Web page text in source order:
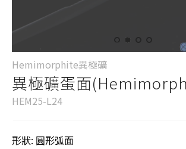
Hemimorphite異極礦
異極礦蛋面
HEM25-L24
形狀: 圓形弧面